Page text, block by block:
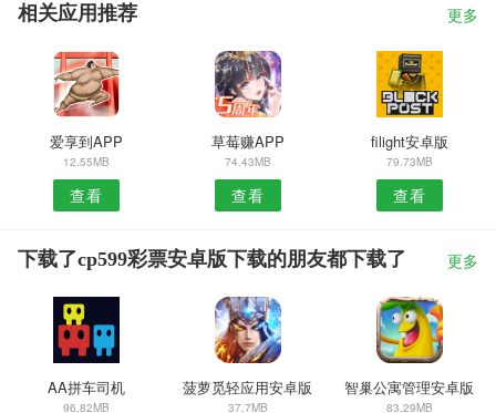
相关应用推荐 更多
爱享到APP
12.55MB
查看
草莓赚APP
74.43MB
查看
filight安卓版
79.73MB
查看
下载了cp599彩票安卓版下载的朋友都下载了 更多
AA拼车司机
96.82MB
菠萝觅轻应用安卓版
37.7MB
智巢公寓管理安卓版
83.29MB